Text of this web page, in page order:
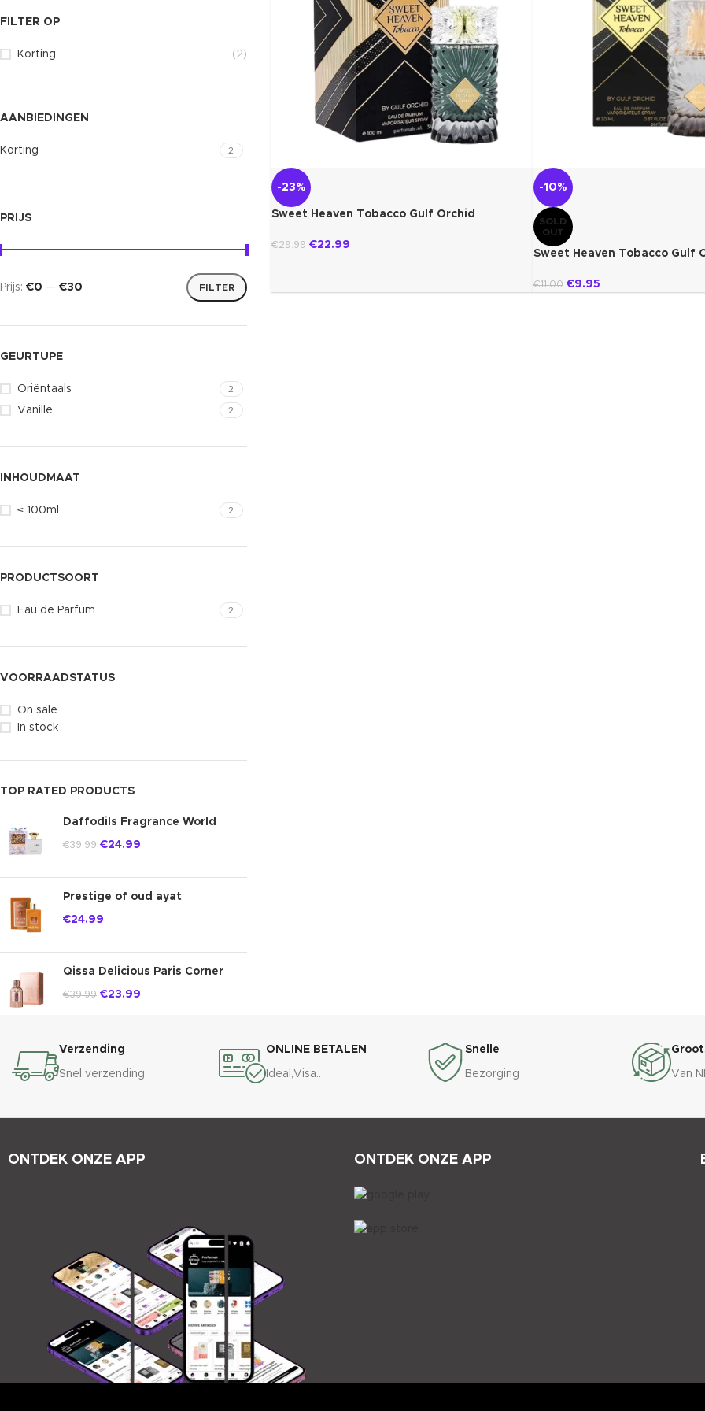
FILTER OP
Korting (2)
AANBIEDINGEN
Korting 2
PRIJS
FILTER
Prijs: €0 — €30
GEURTUPE
Oriëntaals 2
Vanille 2
INHOUDMAAT
≤ 100ml 2
PRODUCTSOORT
Eau de Parfum 2
VOORRAADSTATUS
On sale
In stock
TOP RATED PRODUCTS
Daffodils Fragrance World
€39.99 €24.99
Prestige of oud ayat
€24.99
Qissa Delicious Paris Corner
€39.99 €23.99
-23%
Sweet Heaven Tobacco Gulf Orchid
€29.99 €22.99
-10%
SOLD
OUT
Sweet Heaven Tobacco Gulf
€11.00 €9.95
Verzending
Snel verzending
ONLINE BETALEN
Ideal,Visa..
Snelle
Bezorging Van
ONTDEK ONZE APP ONTDEK ONZE APP